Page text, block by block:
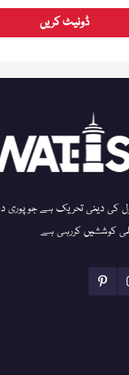
ڈونیٹ کریں
کی دینی تحریک ہے جو پوری
کوششیں کررہی ہے